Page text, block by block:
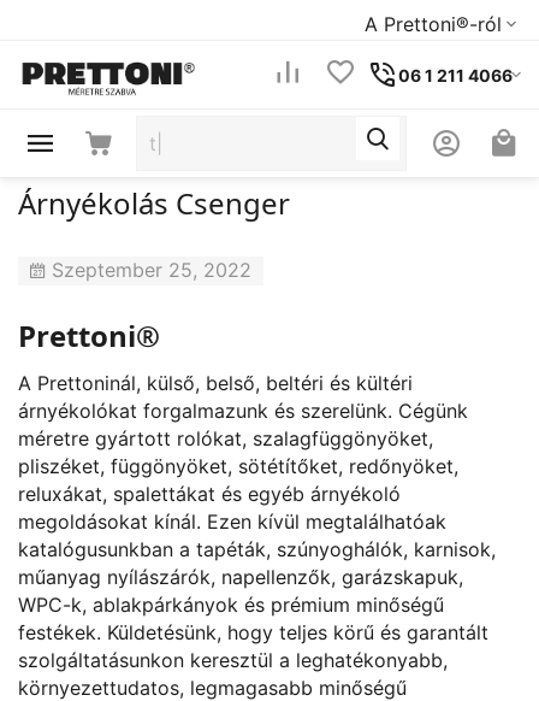
A Prettoni®-ról
06 1 211 4066
Árnyékolás Csenger
Szeptember 25, 2022
Prettoni®
A Prettoninál, külső, belső, beltéri és kültéri
árnyékolókat forgalmazunk és szerelünk. Cégünk
méretre gyártott rolókat, szalagfüggönyöket,
pliszéket, függönyöket, sötétítőket, redőnyöket,
reluxákat, spalettákat és egyéb árnyékoló
megoldásokat kínál. Ezen kívül megtalálhatóak
katalógusunkban a tapéták, szúnyoghálók, karnisok,
műanyag nyílászárók, napellenzők, garázskapuk,
WPC-k, ablakpárkányok és prémium minőségű
festékek. Küldetésünk, hogy teljes körű és garantált
szolgáltatásunkon keresztül a leghatékonyabb,
környezettudatos, legmagasabb minőségű